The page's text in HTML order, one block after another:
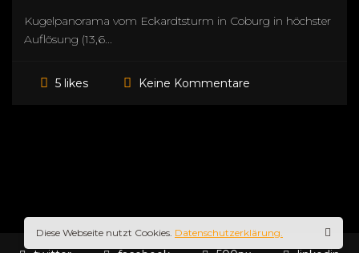
Kugelpanorama vom Eckardtsturm in Coburg in höchster
Auflösung (13,6...
5 likes Keine Kommentare
Diese Webseite nutzt Cookies. Datenschutzerklärung.